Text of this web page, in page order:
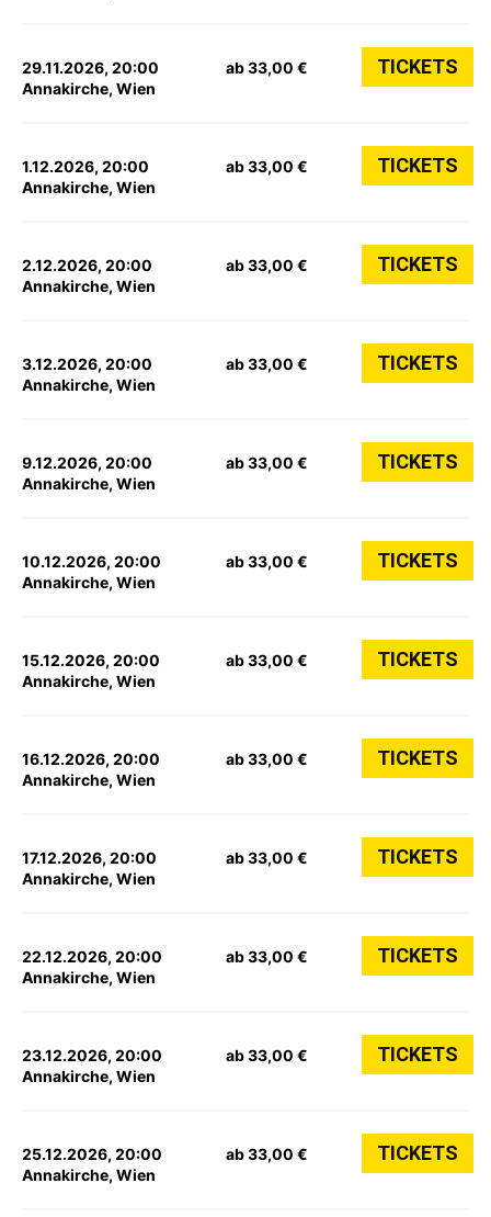
29.11.2026, 20:00
Annakirche, Wien
ab 33,00 € TICKETS
1.12.2026, 20:00
Annakirche, Wien
ab 33,00 € TICKETS
2.12.2026, 20:00
Annakirche, Wien
ab 33,00 € TICKETS
3.12.2026, 20:00
Annakirche, Wien
ab 33,00 € TICKETS
9.12.2026, 20:00
Annakirche, Wien
ab 33,00 € TICKETS
10.12.2026, 20:00
Annakirche, Wien
ab 33,00 € TICKETS
15.12.2026, 20:00
Annakirche, Wien
ab 33,00 € TICKETS
16.12.2026, 20:00
Annakirche, Wien
ab 33,00 € TICKETS
17.12.2026, 20:00
Annakirche, Wien
ab 33,00 € TICKETS
22.12.2026, 20:00
Annakirche, Wien
ab 33,00 € TICKETS
23.12.2026, 20:00
Annakirche, Wien
ab 33,00 € TICKETS
25.12.2026, 20:00
Annakirche, Wien
ab 33,00 € TICKETS